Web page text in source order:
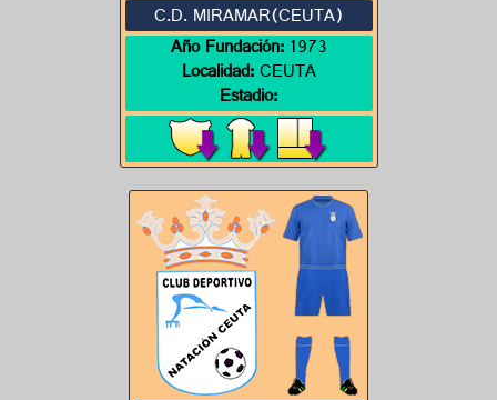
C.D. MIRAMAR(CEUTA)
Año Fundación:1973
Localidad:CEUTA
Estadio: